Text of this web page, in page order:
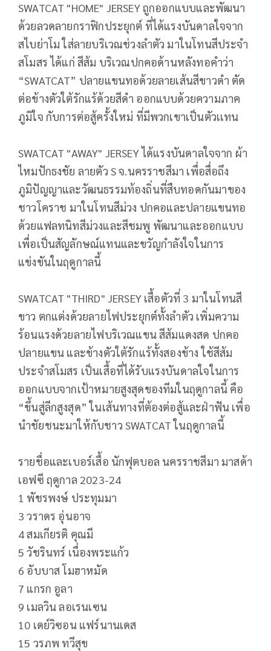
SWATCAT "HOME" JERSEY ถูกออกแบบและพัฒนา
ด้วยลวดลายกราฟิกประยุกต์ ที่ได้แรงบันดาลใจจาก
สไบย่าโม ใส่ลายบริเวณช่วงลำตัว มาในโทนสีประจำ
สโมสร ได้แก่ สีส้ม บริเวณปกคอด้านหลังทอคำว่า
“SWATCAT” ปลายแขนทอด้วยลายเส้นสีขาวดำ ตัด
ต่อข้างตัวใต้รักแร้ด้วยสีดำ ออกแบบด้วยความภาค
ภูมิใจ กับการต่อสู้ครั้งใหม่ ที่มีพวกเขาเป็นตัวเเทน
SWATCAT "AWAY" JERSEY ได้แรงบันดาลใจจาก ผ้า
ไหมปักธงชัย ลายตัว S จ.นครราชสีมา เพื่อสื่อถึง
ภูมิปัญญาและวัฒนธรรมท้องถิ่นที่สืบทอดกันมาของ
ชาวโคราช มาในโทนสีม่วง ปกคอและปลายแขนทอ
ด้วยแฟลทนิทสีม่วงและสีชมพู พัฒนาและออกแบบ
เพื่อเป็นสัญลักษณ์แทนและขวัญกำลังใจในการ
แข่งขันในฤดูกาลนี้
SWATCAT "THIRD" JERSEY เสื้อตัวที่ 3 มาในโทนสี
ขาว ตกแต่งด้วยลายไฟประยุกต์ทั้งลำตัว เพิ่มความ
ร้อนแรงด้วยลายไฟบริเวณแขน สีส้มแดงสด ปกคอ
ปลายแขน และข้างตัวใต้รักแร้ทั้งสองข้าง ใช้สีส้ม
ประจำสโมสร เป็นเสื้อที่ได้รับแรงบันดาลใจในการ
ออกแบบจากเป้าหมายสูงสุดของทีมในฤดูกาลนี้ คือ
“ขึ้นสู่ลีกสูงสุด” ในเส้นทางที่ต้องต่อสู้และฝ่าฟัน เพื่อ
นำชัยชนะมาให้กับชาว SWATCAT ในฤดูกาลนี้
รายชื่อและเบอร์เสื้อ นักฟุตบอล นครราชสีมา มาสด้า
เอฟซี ฤดูกาล 2023-24
1 พัชรพงษ์ ประทุมมา
3 วราดร อุ่นอาจ
4 สมเกียรติ คุณมี
5 วัชรินทร์ เนื่องพระแก้ว
6 อับบาส โมฮาหมัด
7 แกรก อูลา
9 เมลวิน ลอเรนเซน
10 เดย์วิซอน แฟร์นานเดส
15 วรภพ ทวีสุข